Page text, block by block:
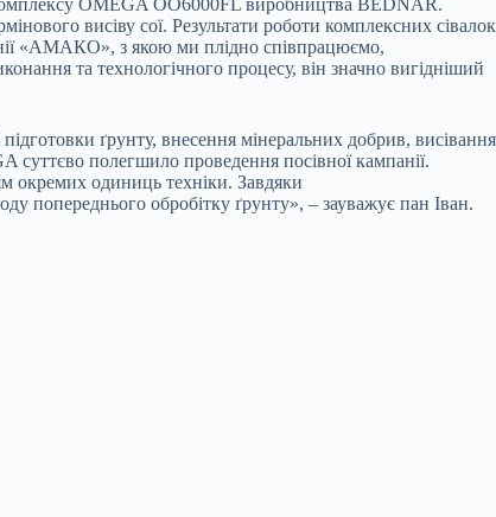
OMEGA OO6000FL виробництва BEDNAR.
висіву сої. Результати роботи комплексних сівалок
«АМАКО», з якою ми плідно співпрацюємо,
та технологічного процесу, він значно вигідніший
ґрунту, внесення мінеральних добрив, висівання
суттєво полегшило проведення посівної кампанії.
окремих одиниць техніки. Завдяки
попереднього обробітку ґрунту», – зауважує пан Іван.